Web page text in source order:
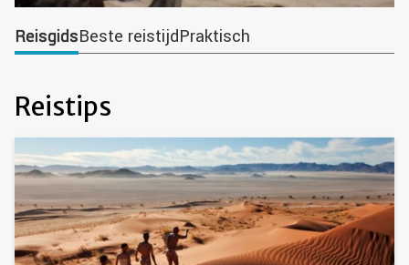
ReisgidsBeste reistijdPraktisch
Reistips